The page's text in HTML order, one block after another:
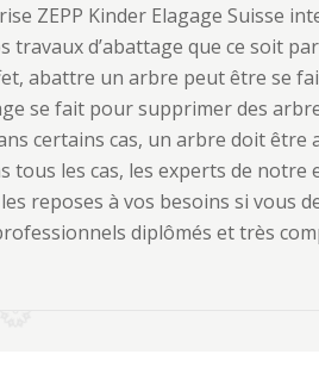
ZEPP Kinder Elagage Suisse
d’abattage que ce soit
abattre un arbre peut être se
se fait pour supprimer des
certains cas, un arbre doit être
tous les cas, les experts de notre
reposes à vos besoins si vous
diplômés et très